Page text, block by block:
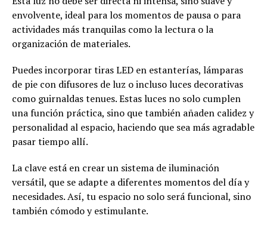
envolvente, ideal para los momentos de pausa o para
actividades más tranquilas como la lectura o la
organización de materiales.
Puedes incorporar tiras LED en estanterías, lámparas
de pie con difusores de luz o incluso luces decorativas
como guirnaldas tenues. Estas luces no solo cumplen
una función práctica, sino que también añaden calidez y
personalidad al espacio, haciendo que sea más agradable
pasar tiempo allí.
La clave está en crear un sistema de iluminación
versátil, que se adapte a diferentes momentos del día y
necesidades. Así, tu espacio no solo será funcional, sino
también cómodo y estimulante.